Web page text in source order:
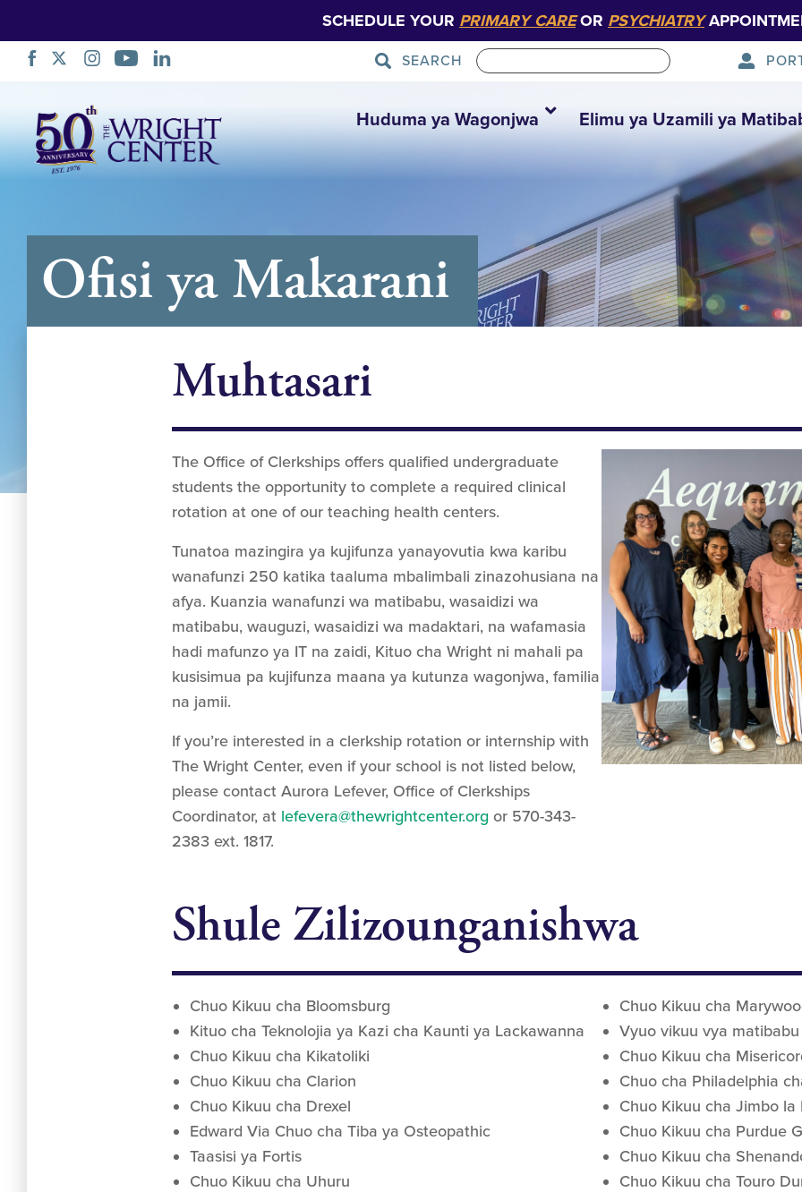
SCHEDULE YOUR PRIMARY CAREOR PSYCHIATRY
SEARCH
Urambazaji
Huduma ya Wagonjwa Elimu ya Uzamili ya
Ofisi ya Makarani
Muhtasari
The Office of Clerkships offers qualified undergraduate
students the opportunity to complete a required clinical
rotation at one of our teaching health centers.
Tunatoa mazingira ya kujifunza yanayovutia kwa karibu
wanafunzi 250 katika taaluma mbalimbali zinazohusiana na
afya. Kuanzia wanafunzi wa matibabu, wasaidizi wa
matibabu, wauguzi, wasaidizi wa madaktari, na wafamasia
hadi mafunzo ya IT na zaidi, Kituo cha Wright ni mahali pa
kusisimua pa kujifunza maana ya kutunza wagonjwa, familia
na jamii.
If you’re interested in a clerkship rotation or internship with
The Wright Center, even if your school is not listed below,
please contact Aurora Lefever, Office of Clerkships
Coordinator, at lefevera@thewrightcenter.org or 570-343-
2383 ext. 1817.
Shule Zilizounganishwa
Chuo Kikuu cha Bloomsburg
Kituo cha Teknolojia ya Kazi cha Kaunti ya Lackawanna
Chuo Kikuu cha Kikatoliki
Chuo Kikuu cha Clarion
Chuo Kikuu cha Drexel
Edward Via Chuo cha Tiba ya Osteopathic
Taasisi ya Fortis
Chuo Kikuu cha Uhuru
Chuo Kikuu cha
Vyuo vikuu vya
Chuo Kikuu cha
Chuo cha Philadelphia
Chuo Kikuu cha Jimbo la
Chuo Kikuu cha Purdue
Chuo Kikuu cha
Chuo Kikuu cha Touro